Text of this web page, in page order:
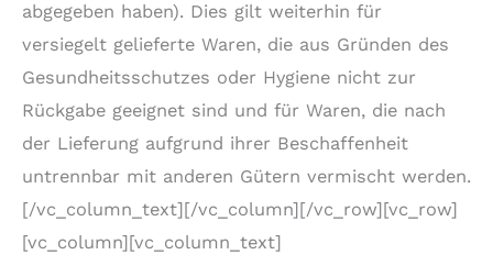
abgegeben haben). Dies gilt weiterhin für
versiegelt gelieferte Waren, die aus Gründen des
Gesundheitsschutzes oder Hygiene nicht zur
Rückgabe geeignet sind und für Waren, die nach
der Lieferung aufgrund ihrer Beschaffenheit
untrennbar mit anderen Gütern vermischt werden.
[/vc_column_text][/vc_column][/vc_row][vc_row]
[vc_column][vc_column_text]